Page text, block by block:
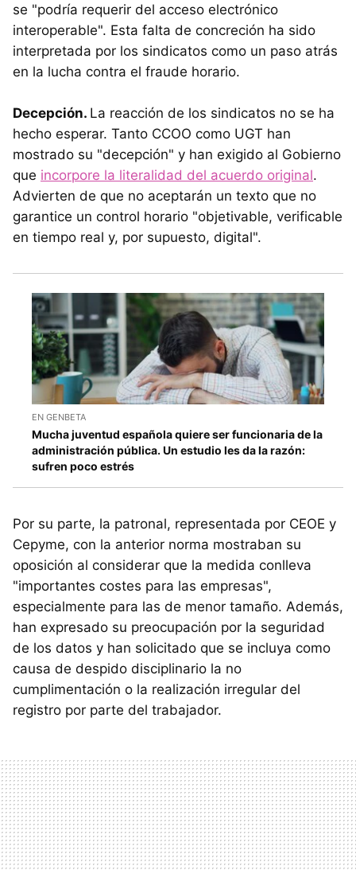
se "podría requerir del acceso electrónico
interoperable". Esta falta de concreción ha sido
interpretada por los sindicatos como un paso atrás
en la lucha contra el fraude horario.
Decepción. La reacción de los sindicatos no se ha
hecho esperar. Tanto CCOO como UGT han
mostrado su "decepción" y han exigido al Gobierno
que incorpore la literalidad del acuerdo original.
Advierten de que no aceptarán un texto que no
garantice un control horario "objetivable, verificable
en tiempo real y, por supuesto, digital".
EN GENBETA
Mucha juventud española quiere ser funcionaria de la
administración pública. Un estudio les da la razón:
sufren poco estrés
Por su parte, la patronal, representada por CEOE y
Cepyme, con la anterior norma mostraban su
oposición al considerar que la medida conlleva
"importantes costes para las empresas",
especialmente para las de menor tamaño. Además,
han expresado su preocupación por la seguridad
de los datos y han solicitado que se incluya como
causa de despido disciplinario la no
cumplimentación o la realización irregular del
registro por parte del trabajador.